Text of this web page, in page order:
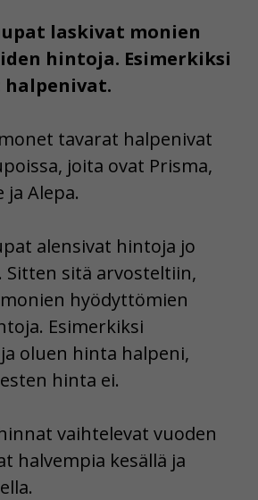
laskivat monien
hintoja. Esimerkiksi
tavarat halpenivat
joita ovat Prisma,
ja Alepa.
alensivat hintoja jo
Sitten sitä arvosteltiin,
hyödyttömien
Esimerkiksi
oluen hinta halpeni,
hinta ei.
vaihtelevat vuoden
halvempia kesällä ja